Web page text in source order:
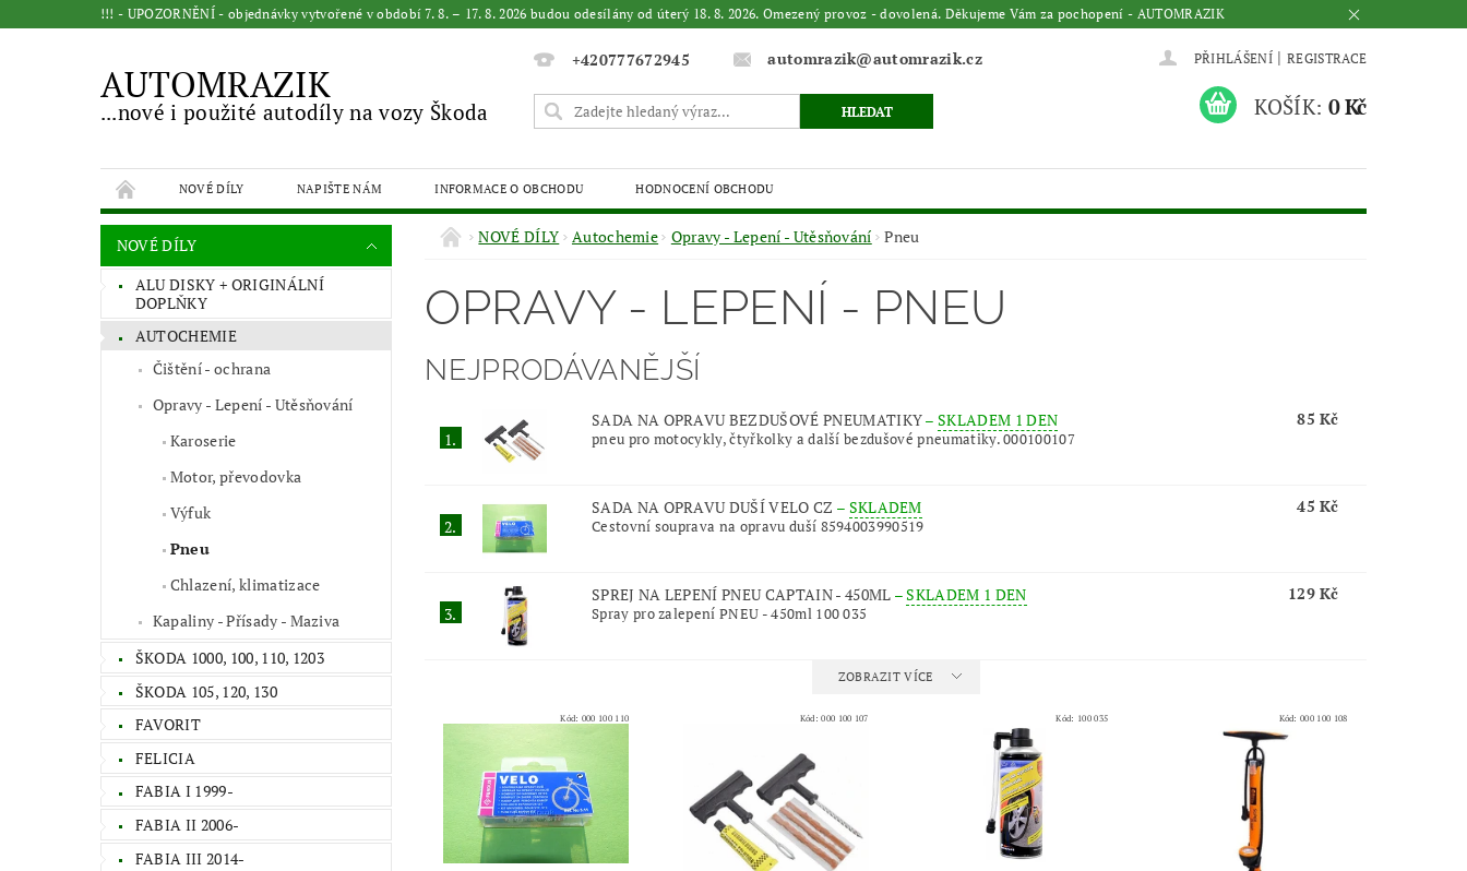
!!! - UPOZORNĚNÍ - objednávky vytvořené v období 7. 8. – 17. 8. 2026 budou odesílány od úterý 18. 8. 2026. Omezený provoz - dovolená. Děkujeme Vám za pochopení - AUTOMRAZIK
AUTOMRAZIK
...nové i použité autodíly na vozy Škoda
+420777672945 automrazik@automrazik.cz PŘIHLÁŠENÍ | REGISTRACE
KOŠÍK: 0 Kč
NOVÉ DÍLY NAPIŠTE NÁM INFORMACE O OBCHODU HODNOCENÍ OBCHODU
NOVÉ DÍLY
ALU DISKY + ORIGINÁLNÍ
DOPLŇKY
AUTOCHEMIE
Čištění - ochrana
Opravy - Lepení - Utěsňování
Karoserie
Motor, převodovka
Výfuk
Pneu
Chlazení, klimatizace
Kapaliny - Přísady - Maziva
ŠKODA 1000, 100, 110, 1203
ŠKODA 105, 120, 130
FAVORIT
FELICIA
FABIA I 1999-
FABIA II 2006-
FABIA III 2014-
NOVÉ DÍLY Autochemie Opravy - Lepení - Utěsňování Pneu
OPRAVY - LEPENÍ - PNEU
NEJPRODÁVANĚJŠÍ
1.
SADA NA OPRAVU BEZDUŠOVÉ PNEUMATIKY–SKLADEM 1 DEN
pneu pro motocykly, čtyřkolky a další bezdušové pneumatiky. 000100107
85 Kč
2.
SADA NA OPRAVU DUŠÍ VELO CZ – SKLADEM
Cestovní souprava na opravu duší 8594003990519
45 Kč
3.
SPREJ NA LEPENÍ PNEU CAPTAIN - 450ML –SKLADEM 1 DEN
Spray pro zalepení PNEU - 450ml 100 035
129 Kč
ZOBRAZIT VÍCE
Kód: 000 100 110 Kód:000 100 107 Kód: 100 035 Kód:000 100 108